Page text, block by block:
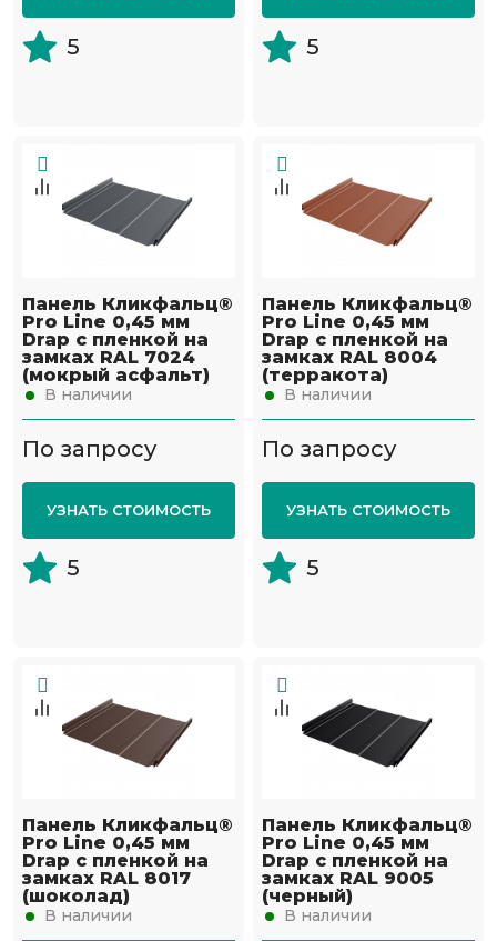
5 5
Панель Кликфальц®
Pro Line 0,45 мм
Drap с пленкой на
замках RAL 7024
(мокрый асфальт)
В наличии
По запросу
УЗНАТЬ СТОИМОСТЬ
5
Панель Кликфальц®
Pro Line 0,45 мм
Drap с пленкой на
замках RAL 8004
(терракота)
В наличии
По запросу
УЗНАТЬ СТОИМОСТЬ
5
Панель Кликфальц®
Pro Line 0,45 мм
Drap с пленкой на
замках RAL 8017
(шоколад)
В наличии
Панель Кликфальц®
Pro Line 0,45 мм
Drap с пленкой на
замках RAL 9005
(черный)
В наличии